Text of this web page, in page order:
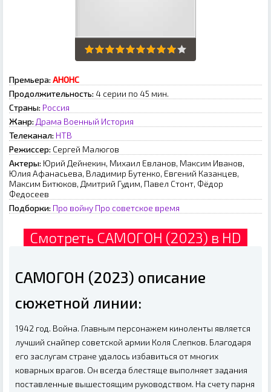
Премьера: АНОНС
Продолжительность: 4 серии по 45 мин.
Страны: Россия
Жанр: Драма Военный История
Телеканал: НТВ
Режиссер: Сергей Малюгов
Актеры: Юрий Дейнекин, Михаил Евланов, Максим Иванов,
Юлия Афанасьева, Владимир Бутенко, Евгений Казанцев,
Максим Битюков, Дмитрий Гудим, Павел Стонт, Фёдор
Федосеев
Подборки: Про войну Про советское время
Смотреть САМОГОН (2023) в HD
САМОГОН (2023) описание
сюжетной линии:
1942 год. Война. Главным персонажем киноленты является
лучший снайпер советской армии Коля Слепков. Благодаря
его заслугам стране удалось избавиться от многих
коварных врагов. Он всегда блестяще выполняет задания
поставленные вышестоящим руководством. На счету парня